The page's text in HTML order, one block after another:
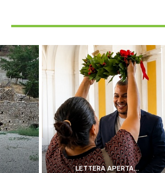
LETTERA APERTA...